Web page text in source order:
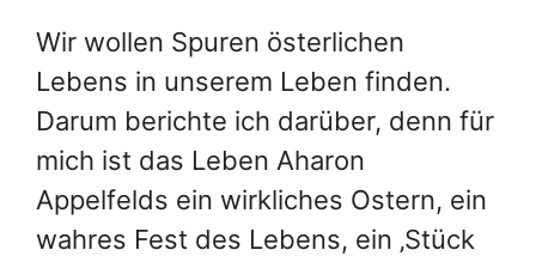
Wir wollen Spuren österlichen
Lebens in unserem Leben finden.
Darum berichte ich darüber, denn für
mich ist das Leben Aharon
Appelfelds ein wirkliches Ostern, ein
wahres Fest des Lebens, ein ‚Stück